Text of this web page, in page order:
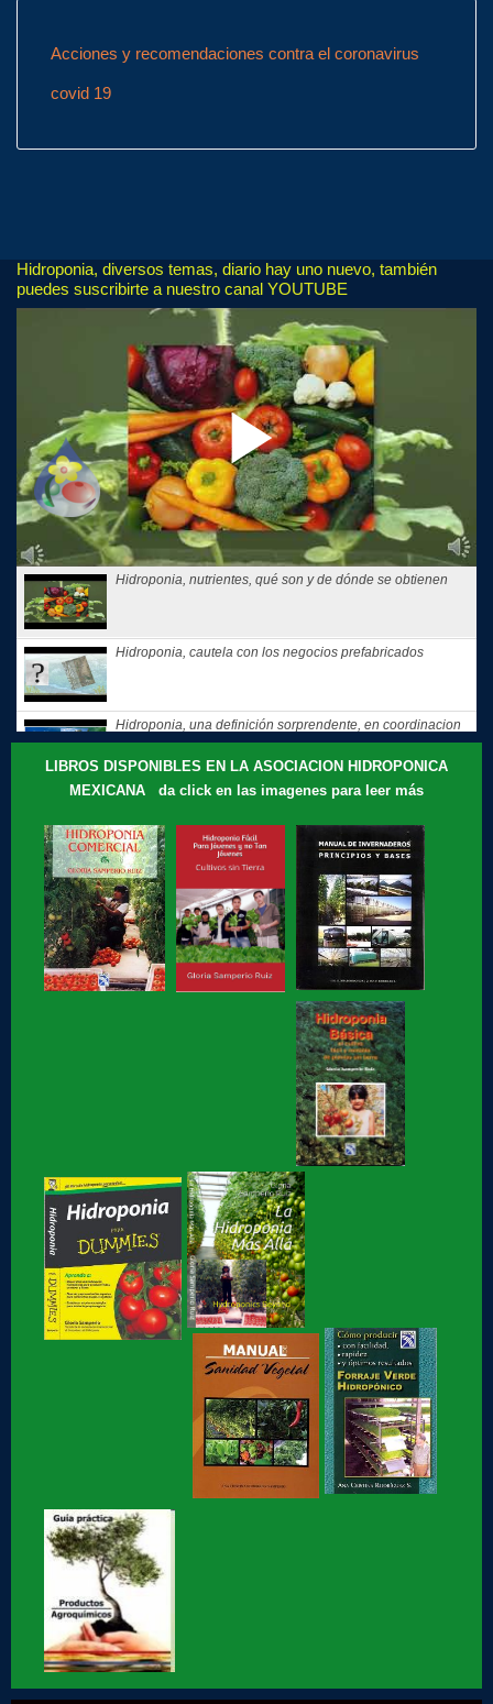
Acciones y recomendaciones contra el coronavirus
covid 19
Hidroponia, diversos temas, diario hay uno nuevo, también
puedes suscribirte a nuestro canal YOUTUBE
Hidroponia, nutrientes, qué son y de dónde se obtienen
Hidroponia, cautela con los negocios prefabricados
Hidroponia, una definición sorprendente, en coordinacion
con la...
Hidroponia, tips, consejos y recomendaciones, El consejo
Te compartimos nuestros recuerdos: que motivó a Gloria
Samperio a...
Hidroponia, curso básico en linea
Hidroponia fácil, para jovenes y no tan jóvenes, libro de
Hidroponia, centro tecnologico en hidroponia, Hidroponia a
Hidroponia Comercial, libro de Gloria Samperio
Hidroponia básica, libro de Gloria Samperio
Hidroponia o Hidroponía, como se pronuncia, en
coordinación con la AICH
Hidroponia, Breve Historia de loa Hidroponia, en
coordinacion con la...
Hidroponia, centro tecnológico en Hidroponia
Hidroponia lechugas en la cocina
Hidroponia, invernaderos gestionados por la AHM, apoyo
social
Hidroponia en Factor ciencia
LIBROS DISPONIBLES EN LA ASOCIACION HIDROPONICA
MEXICANA da click en las imagenes para leer más